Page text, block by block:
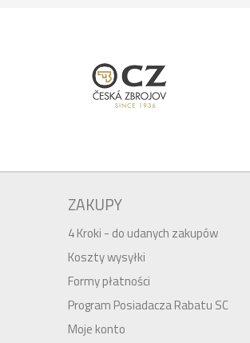
ZAKUPY
4 Kroki - do udanych zakupów
Koszty wysyłki
Formy płatności
Program Posiadacza Rabatu SC
Moje konto